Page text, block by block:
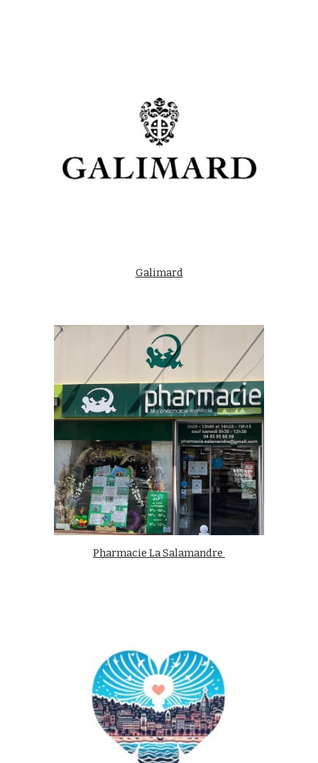
Galimard
Pharmacie La Salamandre